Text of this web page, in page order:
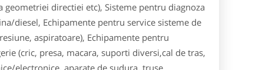
directiei etc), Sisteme pentru diagnoza
diesel, Echipamente pentru service sisteme de
aspiratoare), Echipamente pentru
(cric, presa, macara, suporti diversi,cal de tras,
electronice, aparate de sudura, truse